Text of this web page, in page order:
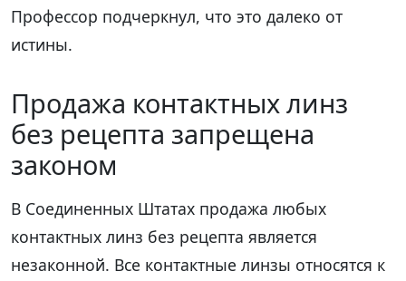
Профессор подчеркнул, что это далеко от
истины.
Продажа контактных линз
без рецепта запрещена
законом
В Соединенных Штатах продажа любых
контактных линз без рецепта является
незаконной. Все контактные линзы относятся к